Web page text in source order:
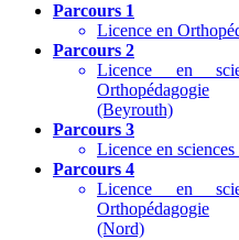
Parcours 1
Licence en
Parcours 2
Licence en
Orthopédagogie
(Beyrouth)
Parcours 3
Licence en
Parcours 4
Licence en
Orthopédagogie
(Nord)